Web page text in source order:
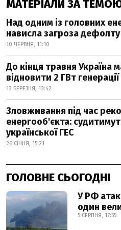
МАТЕРІАЛИ ЗА
Над одним із головних
нависла загроза дефолту
10 ЧЕРВНЯ, 11:10
До кінця травня Україна
відновити 2 ГВт
13 БЕРЕЗНЯ, 13:42
Зловживання під час
енергооб'єкта:
української ГЕС
26 СІЧНЯ, 15:21
ГОЛОВНЕ СЬОГОДНІ
У РФ
один
5 СЕРПНЯ, 17:55